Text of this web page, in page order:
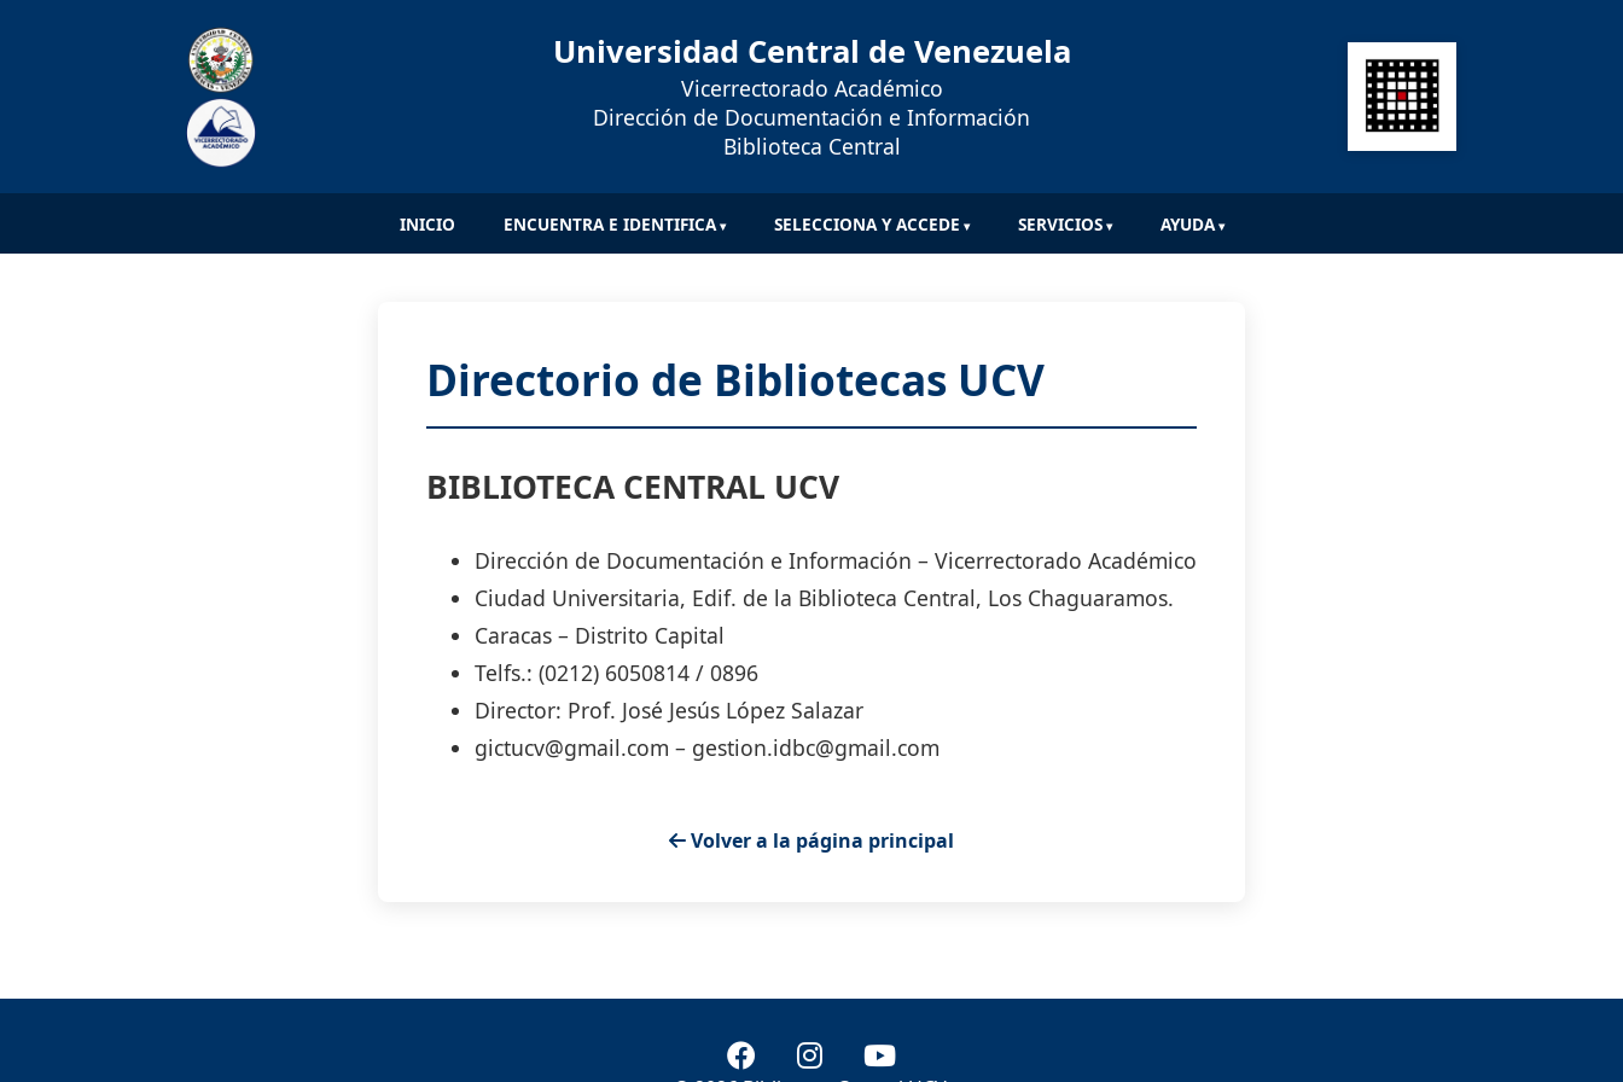
Universidad Central de Venezuela
Vicerrectorado Académico
Dirección de Documentación e Información
Biblioteca Central
INICIO ENCUENTRA E IDENTIFICA SELECCIONA Y ACCEDE SERVICIOS AYUDA
Directorio de Bibliotecas UCV
BIBLIOTECA CENTRAL UCV
Dirección de Documentación e Información – Vicerrectorado Académico
Ciudad Universitaria, Edif. de la Biblioteca Central, Los Chaguaramos.
Caracas – Distrito Capital
Telfs.: (0212) 6050814 / 0896
Director: Prof. José Jesús López Salazar
gictucv@gmail.com – gestion.idbc@gmail.com
Volver a la página principal